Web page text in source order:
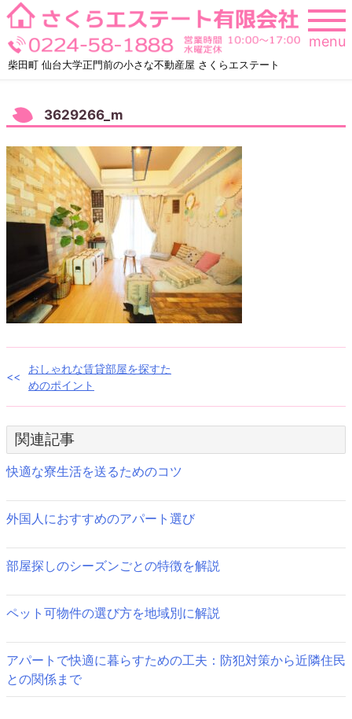
Skip
to
content
柴田町 仙台大学正門前の小さな不動産屋 さくらエステート
menu
3629266_m
投
稿
ナ
ビ
ー
シ
ョ
ン
おしゃれな賃貸部屋を探すた
めのポイント
関連記事
快適な寮生活を送るためのコツ
外国人におすすめのアパート選び
部屋探しのシーズンごとの特徴を解説
ペット可物件の選び方を地域別に解説
アパートで快適に暮らすための工夫：防犯対策から近隣住民
との関係まで